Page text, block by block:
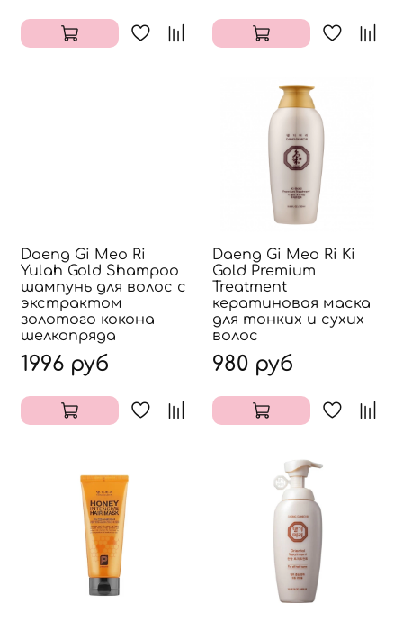
Daeng Gi Meo Ri
Yulah Gold Shampoo
шампунь для волос с
экстрактом
золотого кокона
шелкопряда
1996 руб
Daeng Gi Meo Ri Ki
Gold Premium
Treatment
кератиновая маска
для тонких и сухих
волос
980 руб